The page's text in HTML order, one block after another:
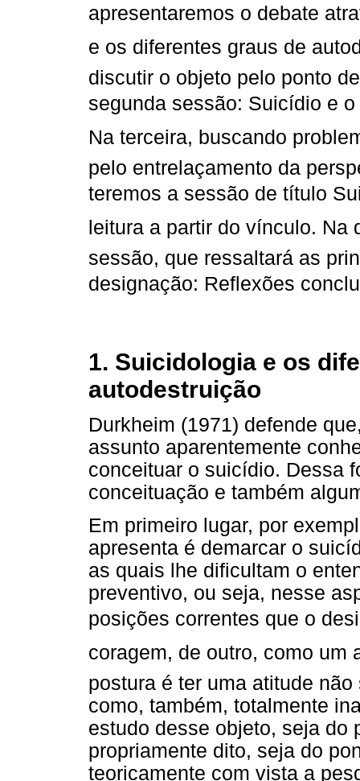
apresentaremos o debate
e os diferentes graus de
discutir o objeto pelo ponto
segunda sessão: Suicídio e
Na terceira, buscando
pelo entrelaçamento da
teremos a sessão de título
leitura a partir do vínculo.
sessão, que ressaltará as
designação: Reflexões
1. Suicidologia e os
autodestruição
Durkheim (1971) defende
assunto aparentemente
conceituar o suicídio. Dessa
conceituação e também
Em primeiro lugar, por
apresenta é demarcar o
as quais lhe dificultam o
preventivo, ou seja, nesse
posições correntes que o
coragem, de outro, como
postura é ter uma atitude
como, também, totalmente
estudo desse objeto, seja do
propriamente dito, seja do
teoricamente com vista a